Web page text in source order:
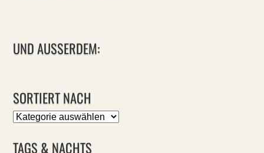
UND AUSSERDEM:
SORTIERT NACH
Sortiert
TAGS & NACHTS